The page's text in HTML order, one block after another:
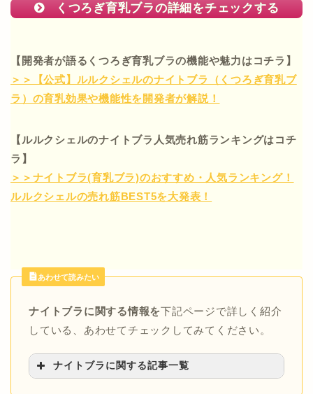
くつろぎ育乳ブラの詳細をチェックする
【開発者が語るくつろぎ育乳ブラの機能や魅力はコチラ】
＞＞【公式】ルルクシェルのナイトブラ（くつろぎ育乳ブ
ラ）の育乳効果や機能性を開発者が解説！
【ルルクシェルのナイトブラ人気売れ筋ランキングはコチ
ラ】
＞＞ナイトブラ(育乳ブラ)のおすすめ・人気ランキング！
ルルクシェルの売れ筋BEST5を大発表！
あわせて読みたい
ナイトブラに関する情報を下記ページで詳しく紹介
している、あわせてチェックしてみてください。
ナイトブラに関する記事一覧